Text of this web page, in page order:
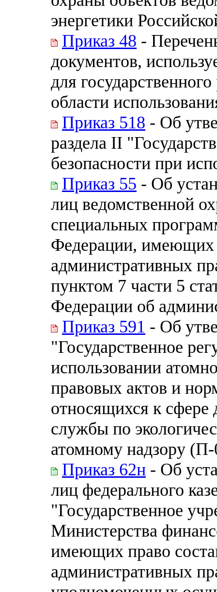
энергетики
Приказ 48 -
документов,
для
области
Приказ 518 - Об
раздела II
безопасности при
Приказ 55 - Об
лиц ведомственной
специальных
Федерации, имеющих
административных
пунктом 7 части 5
Федерации об
Приказ 591 - Об
"Государственное
использовании
правовых актов и
относящихся к сфере
службы по
атомному надзору
Приказ 62н - Об
лиц федерального
"Государственное
Министерства
имеющих право
административных